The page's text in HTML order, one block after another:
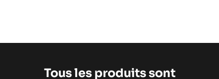
Tous les produits sont